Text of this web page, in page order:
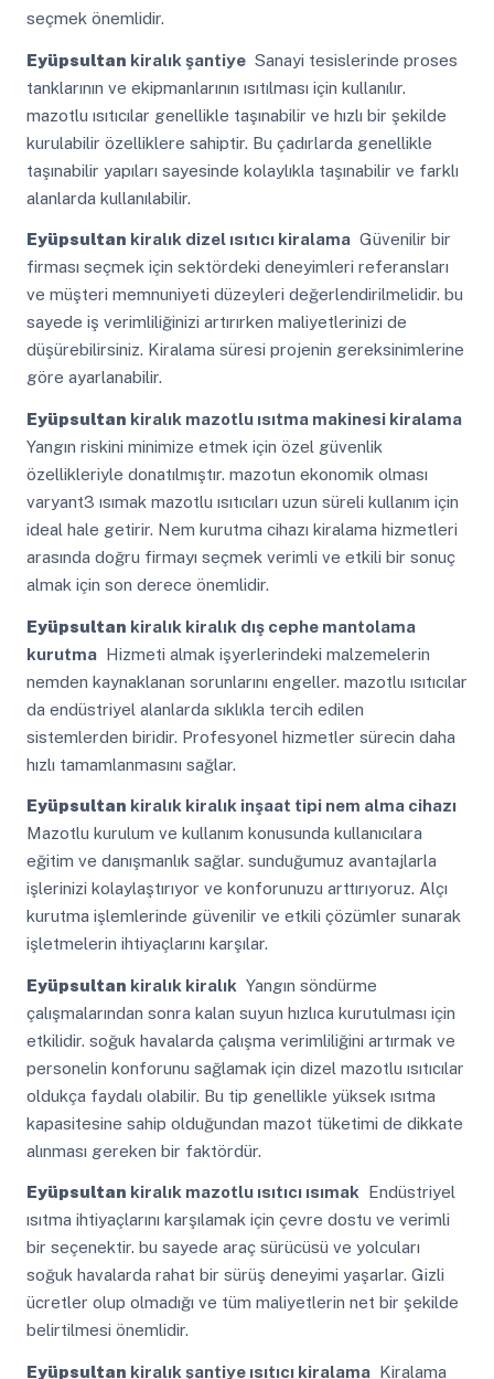
seçmek önemlidir.
Eyüpsultan kiralık şantiyeSanayi tesislerinde proses
tanklarının ve ekipmanlarının ısıtılması için kullanılır.
mazotlu ısıtıcılar genellikle taşınabilir ve hızlı bir şekilde
kurulabilir özelliklere sahiptir. Bu çadırlarda genellikle
taşınabilir yapıları sayesinde kolaylıkla taşınabilir ve farklı
alanlarda kullanılabilir.
Eyüpsultan kiralık dizel ısıtıcı kiralamaGüvenilir bir
firması seçmek için sektördeki deneyimleri referansları
ve müşteri memnuniyeti düzeyleri değerlendirilmelidir. bu
sayede iş verimliliğinizi artırırken maliyetlerinizi de
düşürebilirsiniz. Kiralama süresi projenin gereksinimlerine
göre ayarlanabilir.
Eyüpsultan kiralık mazotlu ısıtma makinesi kiralama
Yangın riskini minimize etmek için özel güvenlik
özellikleriyle donatılmıştır. mazotun ekonomik olması
varyant3 ısımak mazotlu ısıtıcıları uzun süreli kullanım için
ideal hale getirir. Nem kurutma cihazı kiralama hizmetleri
arasında doğru firmayı seçmek verimli ve etkili bir sonuç
almak için son derece önemlidir.
Eyüpsultan kiralık kiralık dış cephe mantolama
kurutmaHizmeti almak işyerlerindeki malzemelerin
nemden kaynaklanan sorunlarını engeller. mazotlu ısıtıcılar
da endüstriyel alanlarda sıklıkla tercih edilen
sistemlerden biridir. Profesyonel hizmetler sürecin daha
hızlı tamamlanmasını sağlar.
Eyüpsultan kiralık kiralık inşaat tipi nem alma cihazı
Mazotlu kurulum ve kullanım konusunda kullanıcılara
eğitim ve danışmanlık sağlar. sunduğumuz avantajlarla
işlerinizi kolaylaştırıyor ve konforunuzu arttırıyoruz. Alçı
kurutma işlemlerinde güvenilir ve etkili çözümler sunarak
işletmelerin ihtiyaçlarını karşılar.
Eyüpsultan kiralık kiralık Yangın söndürme
çalışmalarından sonra kalan suyun hızlıca kurutulması için
etkilidir. soğuk havalarda çalışma verimliliğini artırmak ve
personelin konforunu sağlamak için dizel mazotlu ısıtıcılar
oldukça faydalı olabilir. Bu tip genellikle yüksek ısıtma
kapasitesine sahip olduğundan mazot tüketimi de dikkate
alınması gereken bir faktördür.
Eyüpsultan kiralık mazotlu ısıtıcı ısımakEndüstriyel
ısıtma ihtiyaçlarını karşılamak için çevre dostu ve verimli
bir seçenektir. bu sayede araç sürücüsü ve yolcuları
soğuk havalarda rahat bir sürüş deneyimi yaşarlar. Gizli
ücretler olup olmadığı ve tüm maliyetlerin net bir şekilde
belirtilmesi önemlidir.
Eyüpsultan kiralık şantiye ısıtıcı kiralamaKiralama